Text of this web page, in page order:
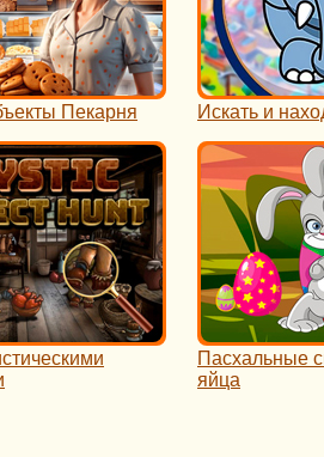
Пекарня Искать и
Пасхальные
яйца